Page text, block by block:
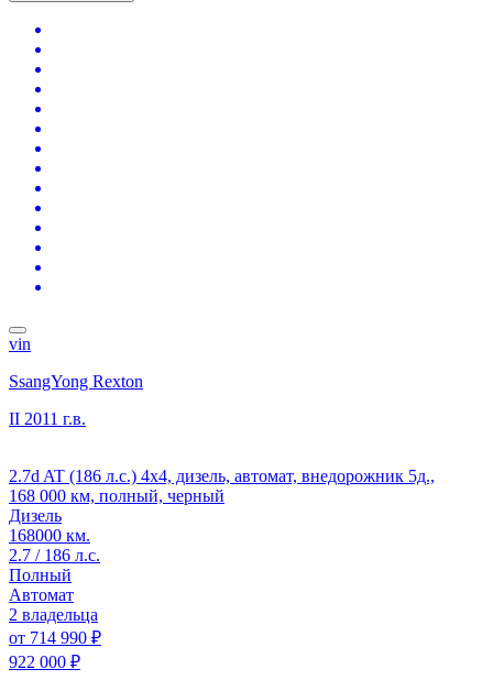
vin
SsangYong Rexton
II 2011 г.в.
2.7d AT (186 л.с.) 4x4, дизель, автомат, внедорожник 5д.,
168 000 км, полный, черный
Дизель
168000 км.
2.7 / 186 л.с.
Полный
Автомат
2 владельца
от 714 990 ₽
922 000 ₽